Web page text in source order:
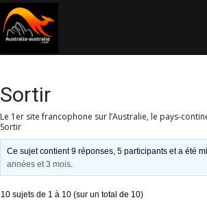
Sortir
Le 1er site francophone sur l’Australie, le pays-
Sortir
Ce sujet contient 9 réponses, 5 participants et a été
années et 3 mois.
10 sujets de 1 à 10 (sur un total de 10)